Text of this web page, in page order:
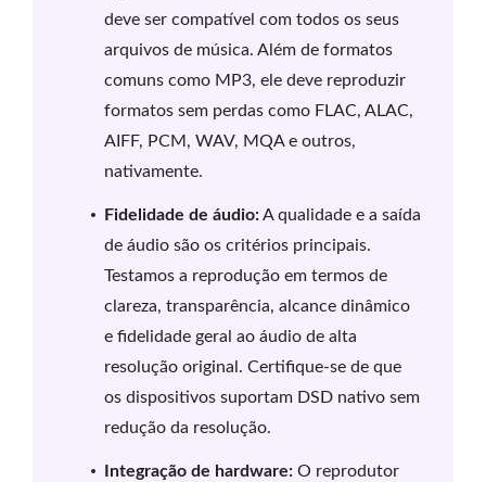
deve ser compatível com todos os seus
arquivos de música. Além de formatos
comuns como MP3, ele deve reproduzir
formatos sem perdas como FLAC, ALAC,
AIFF, PCM, WAV, MQA e outros,
nativamente.
Fidelidade de áudio:A qualidade e a saída
de áudio são os critérios principais.
Testamos a reprodução em termos de
clareza, transparência, alcance dinâmico
e fidelidade geral ao áudio de alta
resolução original. Certifique-se de que
os dispositivos suportam DSD nativo sem
redução da resolução.
Integração de hardware: O reprodutor